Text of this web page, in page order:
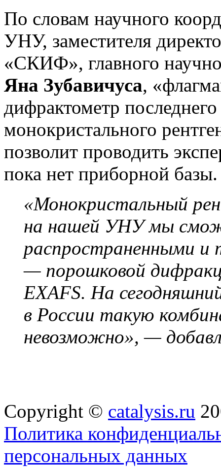
По словам научного
УНУ, заместителя
«СКИФ», главного
Яна Зубавичуса,
дифрактометр
монокристального
позволит проводить
пока нет приборной
«Монокристальный
на нашей УНУ мы
распространенными
— порошковой
EXAFS. На
в России такую
невозможно», —
Copyright © catalysis.ru
Политика
персональных данных